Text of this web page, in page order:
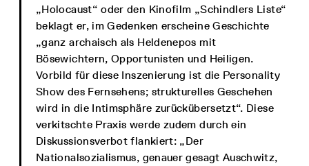
„Holocaust“ oder den Kinofilm „Schindlers Liste“
beklagt er, im Gedenken erscheine Geschichte
„ganz archaisch als Heldenepos mit
Bösewichtern, Opportunisten und Heiligen.
Vorbild für diese Inszenierung ist die Personality
Show des Fernsehens; strukturelles Geschehen
wird in die Intimsphäre zurückübersetzt“. Diese
verkitschte Praxis werde zudem durch ein
Diskussionsverbot flankiert: „Der
Nationalsozialismus, genauer gesagt Auschwitz,